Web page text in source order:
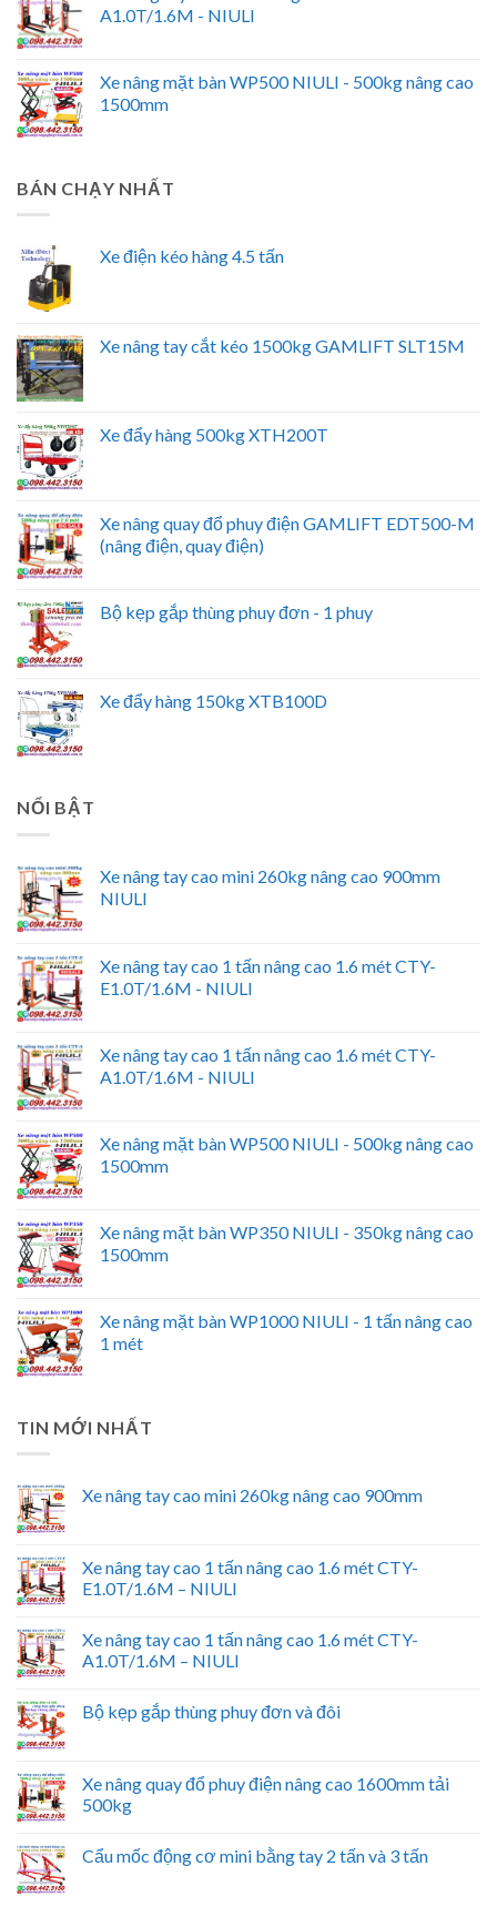
A1.0T/1.6M - NIULI
Xe nâng mặt bàn WP500 NIULI - 500kg nâng cao
1500mm
BÁN CHẠY NHẤT
Xe điện kéo hàng 4.5 tấn
Xe nâng tay cắt kéo 1500kg GAMLIFT SLT15M
Xe đẩy hàng 500kg XTH200T
Xe nâng quay đổ phuy điện GAMLIFT EDT500-M
(nâng điện, quay điện)
Bộ kẹp gắp thùng phuy đơn - 1 phuy
Xe đẩy hàng 150kg XTB100D
NỔI BẬT
Xe nâng tay cao mini 260kg nâng cao 900mm
NIULI
Xe nâng tay cao 1 tấn nâng cao 1.6 mét CTY-
E1.0T/1.6M - NIULI
Xe nâng tay cao 1 tấn nâng cao 1.6 mét CTY-
A1.0T/1.6M - NIULI
Xe nâng mặt bàn WP500 NIULI - 500kg nâng cao
1500mm
Xe nâng mặt bàn WP350 NIULI - 350kg nâng cao
1500mm
Xe nâng mặt bàn WP1000 NIULI - 1 tấn nâng cao
1 mét
TIN MỚI NHẤT
Xe nâng tay cao mini 260kg nâng cao 900mm
Xe nâng tay cao 1 tấn nâng cao 1.6 mét CTY-
E1.0T/1.6M – NIULI
Xe nâng tay cao 1 tấn nâng cao 1.6 mét CTY-
A1.0T/1.6M – NIULI
Bộ kẹp gắp thùng phuy đơn và đôi
Xe nâng quay đổ phuy điện nâng cao 1600mm tải
500kg
Cẩu mốc động cơ mini bằng tay 2 tấn và 3 tấn